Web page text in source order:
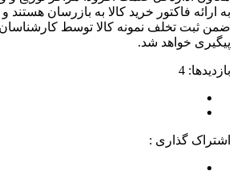
به ارائه فاکتور خرید کالا به بازرسان
ضمن ثبت تخلف نمونه کالا توسط
پیگیری خواهد شد.
بازدیدها: 4
اشتراک گذاری :